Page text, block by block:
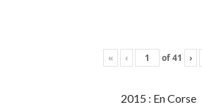
« ‹ of41 ›
2015 : En Corse